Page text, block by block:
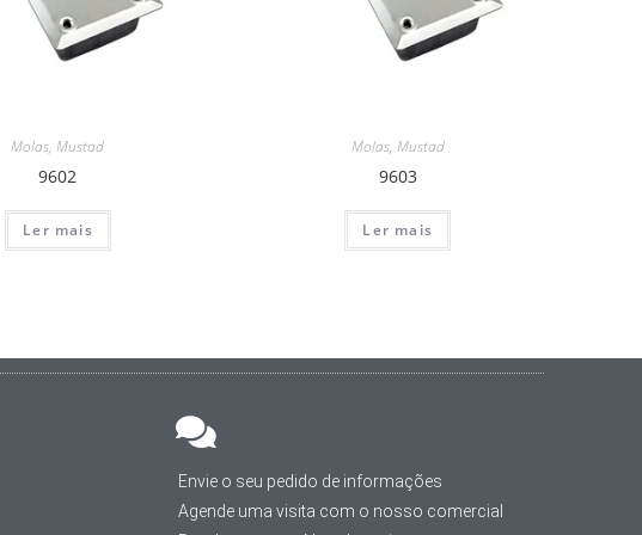
Molas,Mustad
9602
Ler mais
Molas, Mustad
9603
Ler mais
Envie o seu pedido de informações
Agende uma visita com o nosso comercial